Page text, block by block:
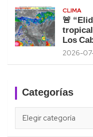
CLIMA
🚨
Los
2026-
Categorías